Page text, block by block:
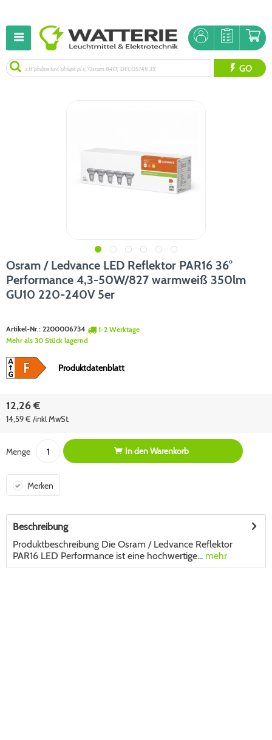
GO
Osram / Ledvance LED Reflektor PAR16 36°
Performance 4,3-50W/827 warmweiß 350lm
GU10 220-240V 5er
Artikel-Nr.: 2200006734
1-2 Werktage
Mehr als 30 Stück lagernd
Produktdatenblatt
12,26 €
14,59 € /inkl MwSt.
Menge In denWarenkorb
Merken
Beschreibung
Produktbeschreibung Die Osram / Ledvance Reflektor
PAR16 LED Performance ist eine hochwertige... mehr